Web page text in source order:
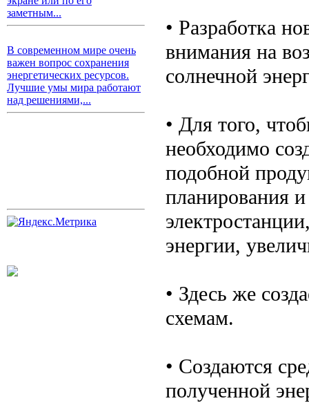
заметным...
В современном мире очень
важен вопрос сохранения
энергетических ресурсов.
Лучшие умы мира работают
над решениями,...
• Разработка
внимания на
солнечной
• Для того,
необходимо
подобной
планирования и
энергии,
• Здесь же
схемам.
• Создаются
полученной